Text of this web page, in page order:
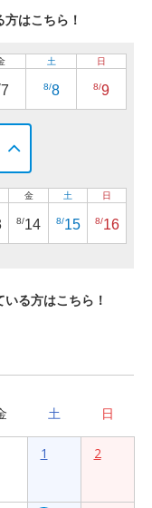
はこちら！
7
土
8/8
日
8/9
金
8/14
土
8/15
日
8/16
る方はこちら！
土 日
1 2